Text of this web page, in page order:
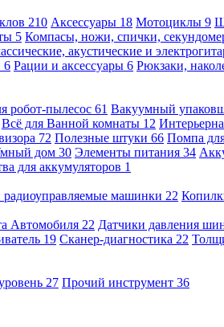
210 Аксессуары 18 Мотоциклы 9
5 Компасы, ножи, спички,
акустические и
6 Рации и аксессуары 6 Рюкзаки,
робот-пылесос 61 Вакуумный
Всё для Ванной комнаты 12
72 Полезные штуки 66 Помпа
дом 30 Элементы питания 34
для аккумуляторов 1
машинки 22
Автомобиля 22 Датчики давления
19 Сканер-диагностика 22
27 Прочий инструмент 36